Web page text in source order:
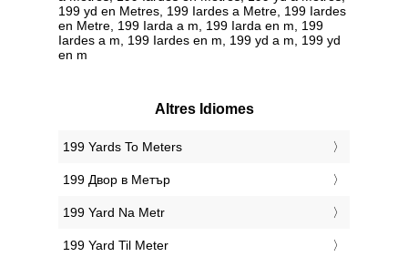
199 yd en Metres, 199 Iardes a Metre, 199 Iardes
en Metre, 199 Iarda a m, 199 Iarda en m, 199
Iardes a m, 199 Iardes en m, 199 yd a m, 199 yd
en m
Altres Idiomes
‎199 Yards To Meters
‎199 Двор в Метър
‎199 Yard Na Metr
‎199 Yard Til Meter